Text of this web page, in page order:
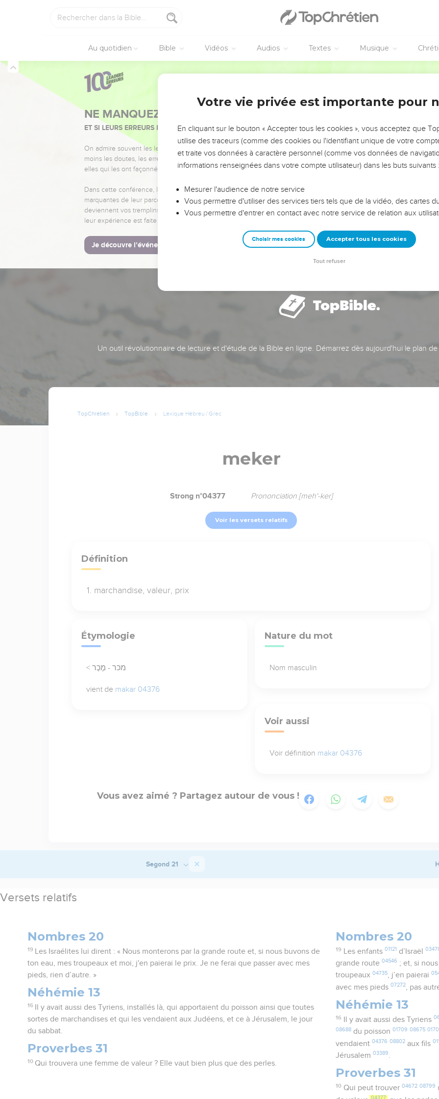
Au quotidien Bible Vidéos Audios Textes Musique
NE MANQUEZ PAS L’ÉVÉNEMENT DE L’ANNÉE !
ET SI LEURS ERREURS POUVAIENT VOUS ÉVITER LES VOTRES ?
On admire souvent les leaders pour leurs réussites, leur impact, leur foi ou leur vision. Mais on voit
moins les doutes, les erreurs et les saisons difficiles qu'ils ont traversés, alors même que ce sont
elles qui les ont façonnés.
Dans cette conférence, leaders, entrepreneurs, et responsables reviennent sur les erreurs
marquantes de leur parcours et les clés pour avancer avec plus de sagesse afin que leurs erreurs
deviennent vos tremplins. Que vous guidiez un ministère, une équipe, un groupe ou une famille,
leur expérience est faite pour vous.
Je découvre l’événement
Un outil révolutionnaire de lecture et d'étude de la Bible en ligne. Démarrez dès aujourd'hui le plan
TopChrétien TopBible Lexique Hébreu / Grec
meker
Strong n°04377 Prononciation [meh'-ker]
Voir les versets relatifs
Définition
marchandise, valeur, prix
Étymologie
< מכר - מֶכֶר
vient de makar 04376
Nature du mot
Nom masculin
Voir aussi
Voir définition makar 04376
Vous avez aimé ? Partagez autour de vous !
Segond 21
Versets relatifs
Nombres 20
19
Les Israélites lui dirent : « Nous monterons par la grande route et, si nous buvons de
ton eau, mes troupeaux et moi, j'en paierai le prix. Je ne ferai que passer avec mes
pieds, rien d’autre. »
Néhémie 13
16
Il y avait aussi des Tyriens, installés là, qui apportaient du poisson ainsi que toutes
sortes de marchandises et qui les vendaient aux Judéens, et ce à Jérusalem, le jour
du sabbat.
Proverbes 31
10 Qui trouvera une femme de valeur ? Elle vaut bien plus que des perles.
Nombres 20
19 Les enfants 01121 d’Israël
grande route04546 ; et, si
troupeaux04735, j’en paierai
avec mes pieds07272 , pas
Néhémie 13
16 Il y avait aussi des Tyriens
08688 du poisson01709 08675
vendaient04376 08802 aux fils
Jérusalem03389.
Proverbes 31
10 Qui peut trouver 04672 08799
04377
Votre vie privée est importante pour
En cliquant sur le bouton « Accepter tous les cookies », vous acceptez que
utilise des traceurs (comme des cookies ou l'identifiant unique de votre
et traite vos données à caractère personnel (comme vos données de
informations renseignées dans votre compte utilisateur) dans les buts suivants :
Mesurer l'audience de notre service
Vous permettre d'utiliser des services tiers tels que de la vidéo, des cartes
Vous permettre d'entrer en contact avec notre service de relation aux
Choisir mes cookies Accepter tous les cookies
Tout refuser